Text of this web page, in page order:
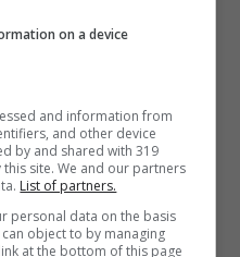
depilatoriache
comunque un
ad eliminare la
on a device
and information from
and other device
by and shared with 319
site. We and our partners
List of partners.
personal data on the basis
object to by managing
at the bottom of this page